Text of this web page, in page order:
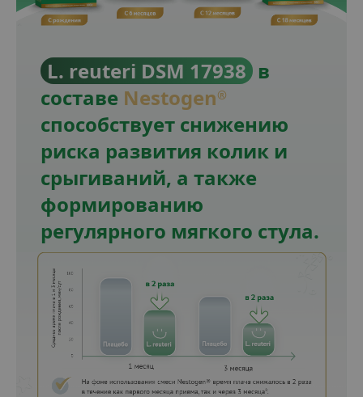
L. reuteri DSM 17938 в
составе Nestogen®
способствует снижению
риска развития колик и
срыгиваний, а также
формированию
регулярного мягкого стула.